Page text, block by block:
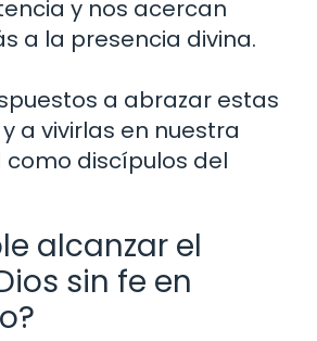
y nos acercan
a la presencia divina.
a abrazar estas
a vivirlas en nuestra
discípulos del
alcanzar el
sin fe en